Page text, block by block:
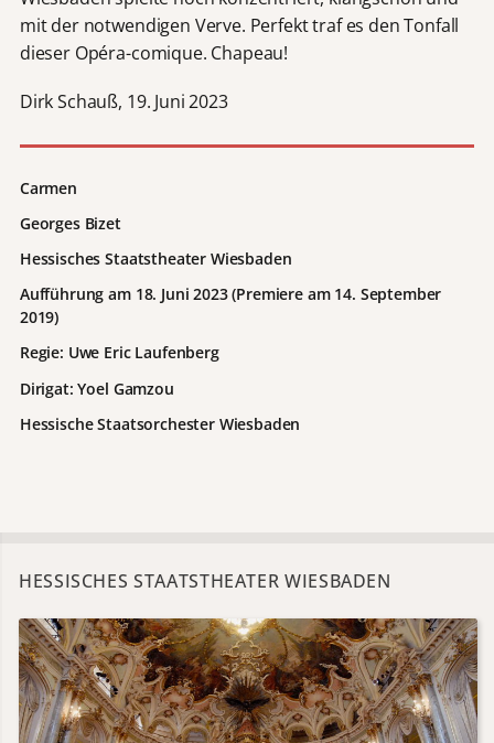
mit der notwendigen Verve. Perfekt traf es den Tonfall
dieser Opéra-comique. Chapeau!
Dirk Schauß, 19. Juni 2023
Carmen
Georges Bizet
Hessisches Staatstheater Wiesbaden
Aufführung am 18. Juni 2023 (Premiere am 14. September
2019)
Regie: Uwe Eric Laufenberg
Dirigat: Yoel Gamzou
Hessische Staatsorchester Wiesbaden
HESSISCHES STAATSTHEATER WIESBADEN